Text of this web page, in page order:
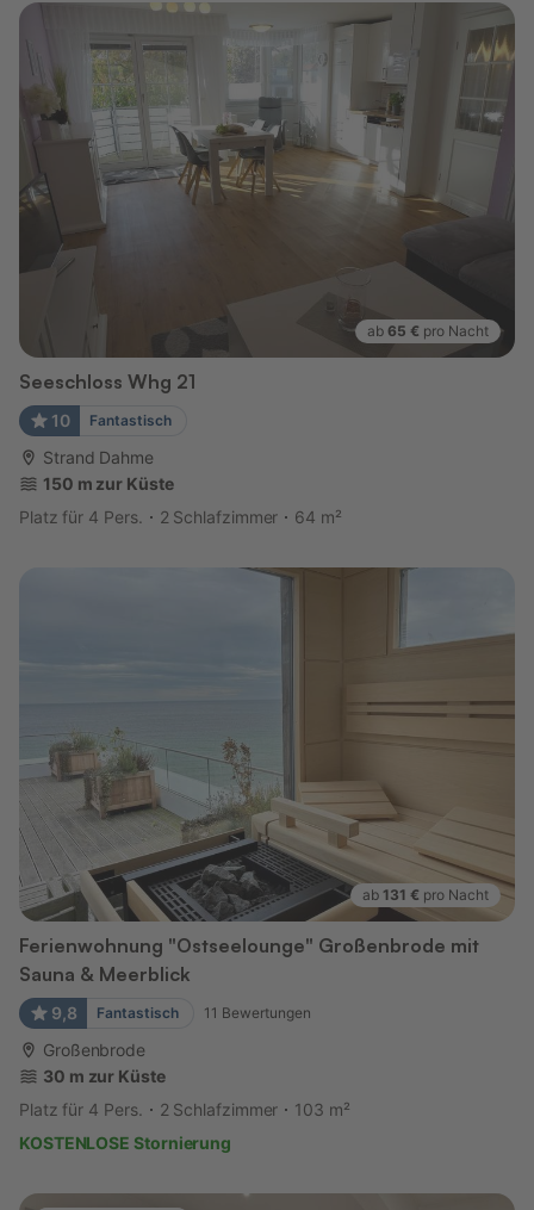
ab 65 € pro Nacht
Seeschloss Whg 21
10 Fantastisch
Strand Dahme
150 m zur Küste
Platz für 4 Pers.
2 Schlafzimmer 64 m²
ab 131 € pro Nacht
Ferienwohnung "Ostseelounge" Großenbrode mit
Sauna & Meerblick
9,8 Fantastisch 11 Bewertungen
Großenbrode
30 m zur Küste
Platz für 4 Pers.
2 Schlafzimmer
103 m²
KOSTENLOSE Stornierung